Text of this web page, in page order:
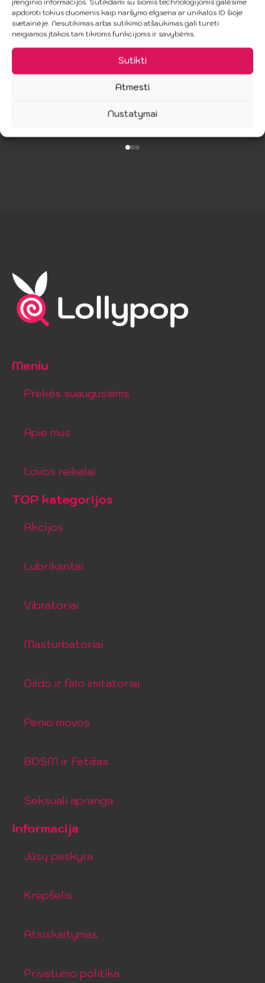
apdoroti tokius duomenis kaip naršymo elgsena ar unikalūs ID šioje
svetainėje. Nesutikimas arba sutikimo atšaukimas gali turėti
neigiamos įtakos tam tikroms funkcijoms ir savybėms.
Sutikti
Atmesti
Nustatymai
PENTHOUSE
Babydoll L/XL
Balta
SUBBLIME –
juodas nėrinių
babydoll
22.99
Meniu
Prekės suaugusiems
Apie mus
Lovos reikalai
TOP kategorijos
Akcijos
Lubrikantai
Vibratoriai
Masturbatoriai
Dildo ir falo imitatoriai
Penio movos
BDSM ir Fetišas
Seksuali apranga
Informacija
Jūsų paskyra
Krepšelis
Atsiskaitymas
Privatumo politika